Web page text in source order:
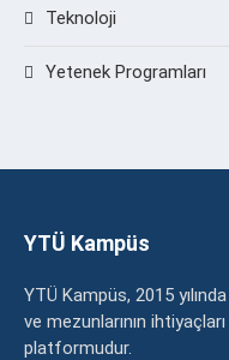
Teknoloji
Yetenek Programları
YTÜ Kampüs
YTÜ Kampüs, 2015
ve mezunlarının
platformudur.